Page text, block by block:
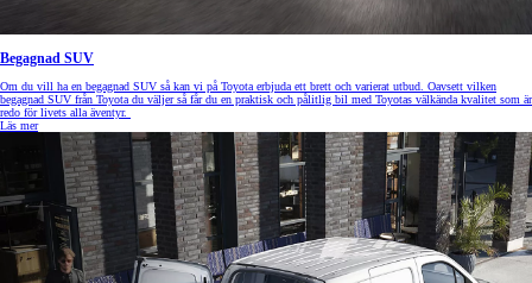
Begagnad SUV
Om du vill ha en begagnad SUV så kan vi på Toyota erbjuda ett brett och varierat utbud. Oavsett vilken
begagnad SUV från Toyota du väljer så får du en praktisk och pålitlig bil med Toyotas välkända kvalitet som är
redo för livets alla äventyr.
Läs mer